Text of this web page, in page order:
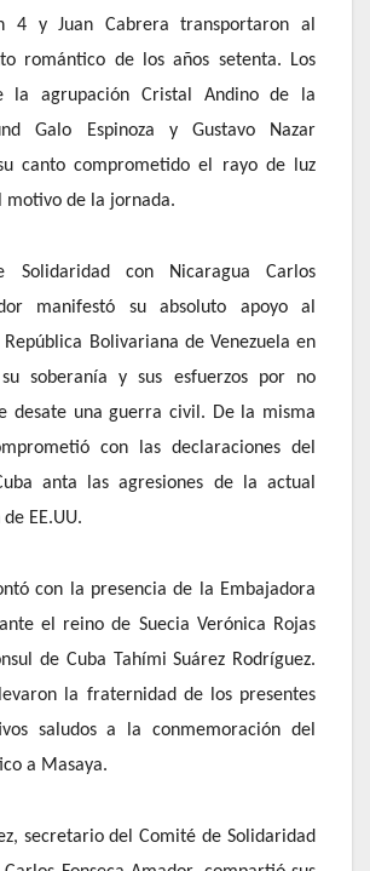
4 y Juan Cabrera transportaron al
romántico de los años setenta. Los
la agrupación Cristal Andino de la
Galo Espinoza y Gustavo Nazar
canto comprometido el rayo de luz
motivo de la jornada.
Solidaridad con Nicaragua Carlos
manifestó su absoluto apoyo al
Bolivariana de Venezuela en
soberanía y sus esfuerzos por no
desate una guerra civil. De la misma
con las declaraciones del
anta las agresiones de la actual
EE.UU.
con la presencia de la Embajadora
el reino de Suecia Verónica Rojas
de Cuba Tahími Suárez Rodríguez.
la fraternidad de los presentes
saludos a la conmemoración del
a Masaya.
secretario del Comité de Solidaridad